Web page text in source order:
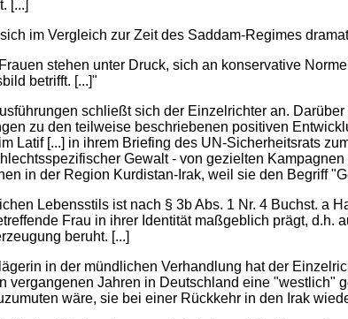
[...]
im Vergleich zur Zeit des Saddam-Regimes
stehen unter Druck, sich an konservative
betrifft. [...]"
schließt sich der Einzelrichter an.
zu den teilweise beschriebenen positiven
Latif [...] in ihrem Briefing des UN-Sicherheitsrats
Gewalt - von gezielten Kampagnen
in der Region Kurdistan-Irak, weil sie den Begriff
Lebensstils ist nach § 3b Abs. 1 Nr. 4 Buchst. a
Frau in ihrer Identität maßgeblich prägt, d.h.
beruht. [...]
in der mündlichen Verhandlung hat der
vergangenen Jahren in Deutschland eine "westlich"
wäre, sie bei einer Rückkehr in den Irak